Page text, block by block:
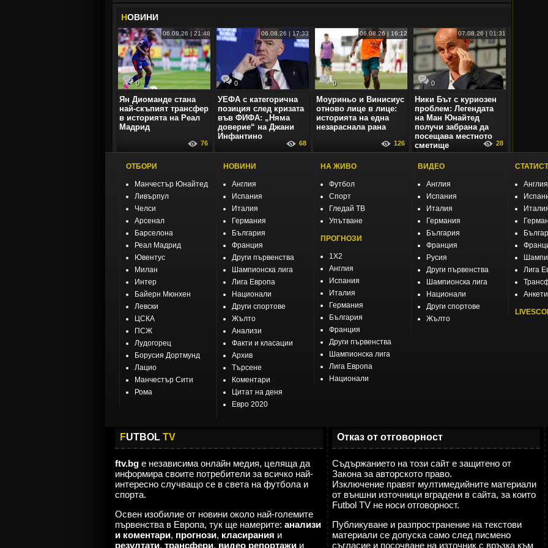
НОВИНИ
0
06.08.26 | 21:48
Ян Диоманде стана
най-скъпият трансфер
в историята на Реал
Мадрид
76
0
06.08.26 | 17:33
УЕФА с категорична
позиция след кризата
във ФИФА: „Няма
доверие“ на Джани
Инфантино
68
0
06.08.26 | 16:12
Моуриньо и Винисиус
отново лице в лице:
историята на една
незараснала рана
126
0
07.08.26 | 01:31
Ники Бът с куриозен
проблем: Легендата
на Ман Юнайтед
получи забрана да
посещава местното
сметище
28
ОТБОРИ
Манчестър Юнайтед
Ливърпул
Челси
Арсенал
Барселона
Реал Мадрид
Ювентус
Милан
Интер
Байерн Мюнхен
Левски
ЦСКА
ПСЖ
Лудогорец
Борусия Дортмунд
Лацио
Манчестър Сити
Рома
НОВИНИ
Англия
Испания
Италия
Германия
България
Франция
Други първенства
Шампионска лига
Лига Европа
Национали
Други спортове
Жълто
Анализи
Факти и класации
Архив
Търсене
Коментари
Цитат на деня
Евро 2020
НА ЖИВО
Футбол
Спорт
Гледай ТВ
Упътване
ПРОГНОЗИ
1X2
Англия
Испания
Италия
Германия
България
Франция
Други първенства
Шампионска лига
Лига Европа
Национали
ВИДЕО
Англия
Испания
Италия
Германия
България
Франция
Русия
Други първенства
Шампионска лига
Национали
Други спортове
Жълто
Англия
Лига
Анкети
FUTBOL TV
ftv.bg е независима онлайн медия, целяща да
информира своите потребители за всичко най-
интересно случващо се в света на футбола и
спорта.
Освен изобилие от новини около най-големите
първенства в Европа, тук ще намерите: анализи
и коментари, прогнози, класирания и
резултати, трансфери, видео репортажи и
Отказ от отговорност
Съдържанието на този сайт е защитено от
Закона за авторското право.
Изключение правят мултимедийните материали
от външни източници вградени в сайта, за които
Futbol TV не носи отговорност.
Публикуване и разпространение на текстови
материали се допуска само след писмено
съгласие и посочване на източник с връзка към